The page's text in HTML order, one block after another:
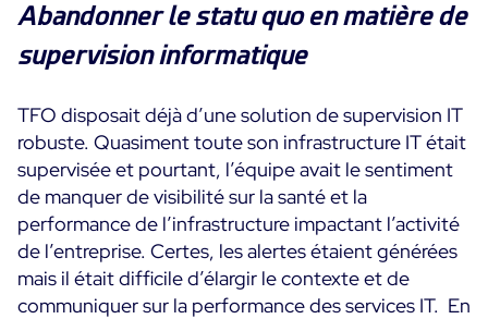
Abandonner le statu quo en matière de
supervision informatique
TFO disposait déjà d’une solution de supervision IT
robuste. Quasiment toute son infrastructure IT était
supervisée et pourtant, l’équipe avait le sentiment
de manquer de visibilité sur la santé et la
performance de l’infrastructure impactant l’activité
de l’entreprise. Certes, les alertes étaient générées
mais il était difficile d’élargir le contexte et de
communiquer sur la performance des services IT. En